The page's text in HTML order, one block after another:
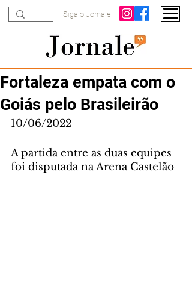
Siga o Jornale
Fortaleza empata com o
Goiás pelo Brasileirão
10/06/2022
A partida entre as duas equipes
foi disputada na Arena Castelão